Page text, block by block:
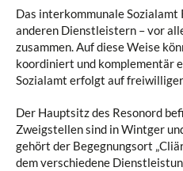
Das interkommunale
anderen Dienstleistern – vor
zusammen. Auf diese Weise
koordiniert und komplementär
Sozialamt erfolgt auf
Der Hauptsitz des Resonord
Zweigstellen sind in Wintger
gehört der Begegnungsort
dem verschiedene